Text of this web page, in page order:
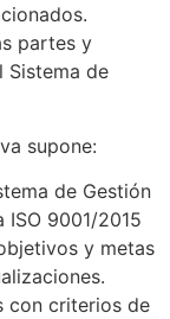
partes y
Sistema de
supone:
de Gestión
9001/2015
y metas
con criterios de